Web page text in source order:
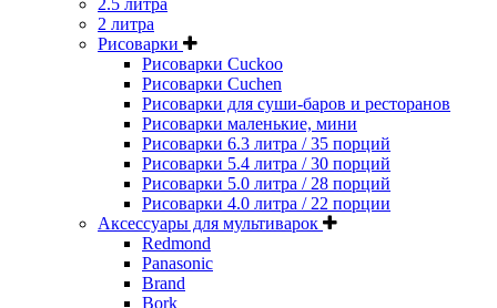
2 литра
Рисоварки
Рисоварки Cuckoo
Рисоварки Cuchen
Рисоварки для суши-баров и ресторанов
Рисоварки маленькие, мини
Рисоварки 6.3 литра / 35 порций
Рисоварки 5.4 литра / 30 порций
Рисоварки 5.0 литра / 28 порций
Рисоварки 4.0 литра / 22 порции
Аксессуары для мультиварок
Redmond
Panasonic
Brand
Bork